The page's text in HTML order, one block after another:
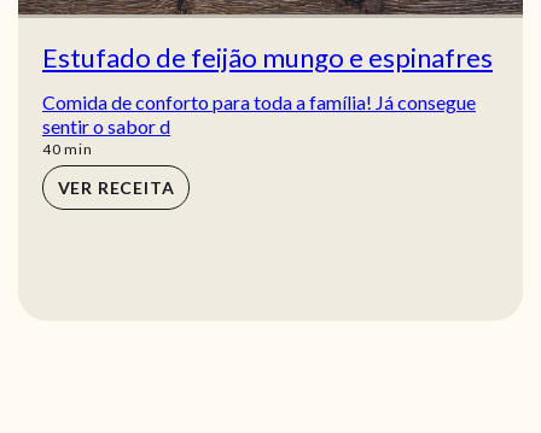
Estufado de feijão mungo e espinafres
Comida de conforto para toda a família! Já consegue
sentir o sabor d
40min
min
VER RECEITA